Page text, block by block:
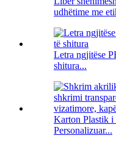
udhëtime me
Letra ngjitëse
shitura...
Karton Plastik
Personalizuar...